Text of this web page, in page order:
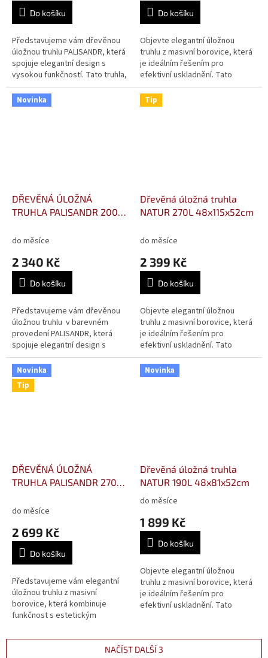
Do košíku
Představujeme vám dřevěnou
úložnou truhlu PALISANDR, která
spojuje elegantní design s
vysokou funkčností. Tato truhla,
vyrobená z masivní borovice a
namořená v atraktivním...
Do košíku
Objevte elegantní úložnou
truhlu z masivní borovice, která
je ideálním řešením pro
efektivní uskladnění. Tato
truhla, strojově opracovaná a v
přírodní podobě, se hodí do
každého...
Novinka
DŘEVĚNÁ ÚLOŽNÁ
TRUHLA PALISANDR 200L,
do měsíce
2 340 Kč
Do košíku
Představujeme vám dřevěnou
úložnou truhlu v barevném
provedení PALISANDR, která
spojuje elegantní design s
vysokou funkčností. Tato truhla,
vyrobená z masivní borovice a...
Tip
Dřevěná úložná truhla
NATUR 270L 48x115x52cm
do měsíce
2 399 Kč
Do košíku
Objevte elegantní úložnou
truhlu z masivní borovice, která
je ideálním řešením pro
efektivní uskladnění. Tato
truhla, strojově opracovaná a v
přírodní podobě, se hodí do
každého...
Novinka
Tip
DŘEVĚNÁ ÚLOŽNÁ
TRUHLA PALISANDR 270L,
do měsíce
2 699 Kč
Do košíku
Představujeme vám elegantní
úložnou truhlu z masivní
borovice, která kombinuje
funkčnost s estetickým
strojově opracovaná a
Novinka
Dřevěná úložná truhla
NATUR 190L 48x81x52cm
Průměrné
produktu
2,5
5
hvězdiček.
do měsíce
1 899 Kč
Do košíku
Objevte elegantní úložnou
truhlu z masivní borovice, která
je ideálním řešením pro
efektivní uskladnění. Tato
každého...
NAČÍST DALŠÍ 3